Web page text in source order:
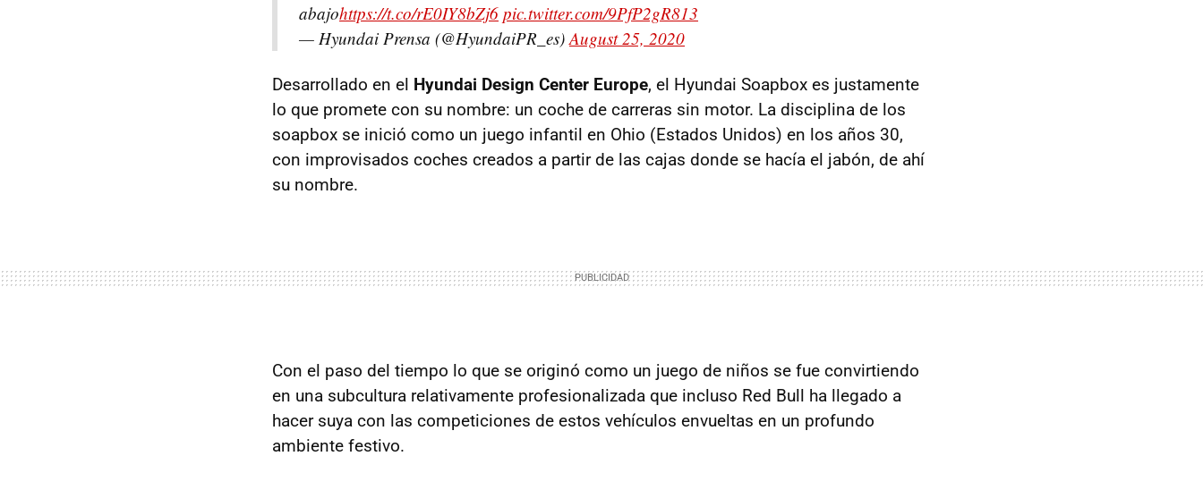
abajohttps://t.co/rE0IY8bZj6 pic.twitter.com/9PfP2gR813
— Hyundai Prensa (@HyundaiPR_es) August 25, 2020
Desarrollado en el Hyundai Design Center Europe, el Hyundai Soapbox es justamente
lo que promete con su nombre: un coche de carreras sin motor. La disciplina de los
soapbox se inició como un juego infantil en Ohio (Estados Unidos) en los años 30,
con improvisados coches creados a partir de las cajas donde se hacía el jabón, de ahí
su nombre.
Con el paso del tiempo lo que se originó como un juego de niños se fue convirtiendo
en una subcultura relativamente profesionalizada que incluso Red Bull ha llegado a
hacer suya con las competiciones de estos vehículos envueltas en un profundo
ambiente festivo.